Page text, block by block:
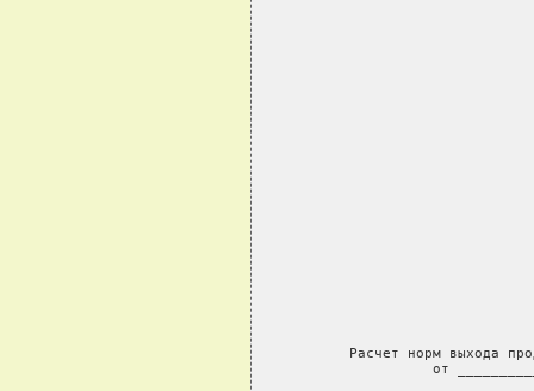
Расчет норм выхода
от